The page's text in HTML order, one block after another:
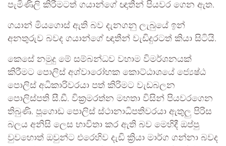
පැමිණිලි කිරීමටත් ගයාන්ගේ ඥාතීන් පියවර ගෙන ඇත.
ගයාන් මියගොස් ඇති බව දැනගනු ලැබුයේ ඉන්
අනතුරුව බවද ගයාන්ගේ ඥාතීන් වැඩිදුරටත් කියා සිටියි.
කෙසේ නමුදු මේ සම්බන්ධව වහාම විමර්ශනයක්
කිරීමට පොලිස් අශ්වාරෝහක කොට්ඨාශයේ ජ්‍යෙෂ්ඨ
පොලිස් අධිකාරිවරයා පත් කිරිමට වැඩබලන
පොලිස්පති සී.ඩී. වික්‍රමරත්න මහතා විසින් පියවරගෙන
තිබුණි. පූගොඩ පොලිස් ස්ථානාධිපතිවරයා ඇතුලු පිරිස
බලය අනිසි ලෙස භාවිතා කර ඇති බව මෙහිදී ඔප්පු
වුවහොත් ඔවුන්ට එරෙහිව දැඩි ක්‍රියා මාර්ග ගන්නා බවද